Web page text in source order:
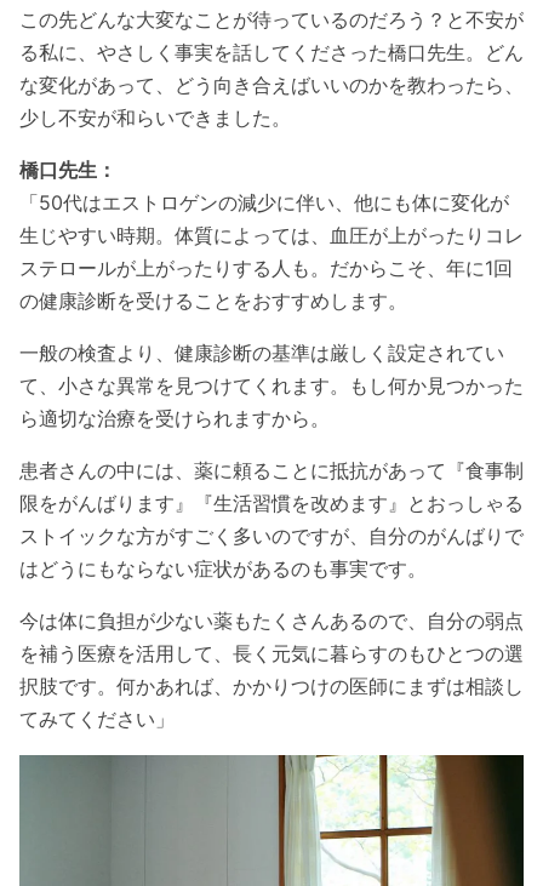
この先どんな大変なことが待っているのだろう？と不安が
る私に、やさしく事実を話してくださった橋口先生。どん
な変化があって、どう向き合えばいいのかを教わったら、
少し不安が和らいできました。
橋口先生：
「50代はエストロゲンの減少に伴い、他にも体に変化が
生じやすい時期。体質によっては、血圧が上がったりコレ
ステロールが上がったりする人も。だからこそ、年に1回
の健康診断を受けることをおすすめします。
一般の検査より、健康診断の基準は厳しく設定されてい
て、小さな異常を見つけてくれます。もし何か見つかった
ら適切な治療を受けられますから。
患者さんの中には、薬に頼ることに抵抗があって『食事制
限をがんばります』『生活習慣を改めます』とおっしゃる
ストイックな方がすごく多いのですが、自分のがんばりで
はどうにもならない症状があるのも事実です。
今は体に負担が少ない薬もたくさんあるので、自分の弱点
を補う医療を活用して、長く元気に暮らすのもひとつの選
択肢です。何かあれば、かかりつけの医師にまずは相談し
てみてください」